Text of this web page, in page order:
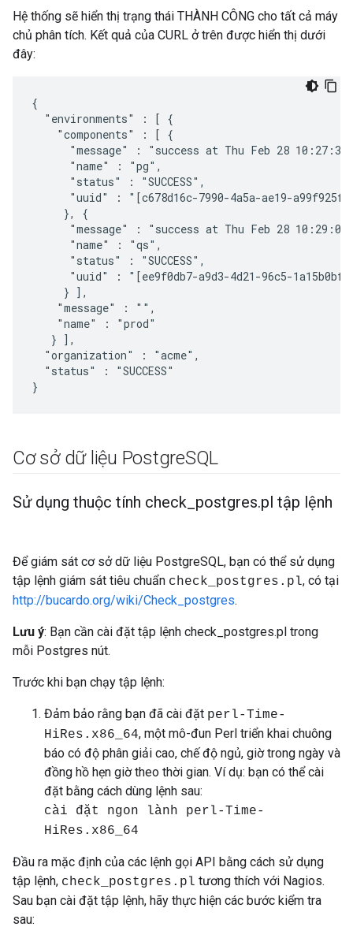
Hệ thống sẽ hiển thị trạng thái THÀNH CÔNG cho tất cả máy
chủ phân tích. Kết quả của CURL ở trên được hiển thị dưới
đây:
{
  "environments" : [ {
    "components" : [ {
"message" : "success at Thu Feb 28 10:27:38
      "name" : "pg",
      "status" : "SUCCESS",
"uuid" : "[c678d16c-7990-4a5a-ae19-
     }, {
"message" : "success at Thu Feb 28 10:29:03
      "name" : "qs",
      "status" : "SUCCESS",
"uuid" : "[ee9f0db7-a9d3-4d21-96c5-
     } ],
    "message" : "",
    "name" : "prod"
   } ],
  "organization" : "acme",
  "status" : "SUCCESS"
}
Cơ sở dữ liệu PostgreSQL
Sử dụng thuộc tính check postgres.pl tập lệnh
Để giám sát cơ sở dữ liệu PostgreSQL, bạn có thể sử dụng
tập lệnh giám sát tiêu chuẩn check_postgres.pl, có tại
http://bucardo.org/wiki/Check_postgres.
Lưu ý: Bạn cần cài đặt tập lệnh check_postgres.pl trong
mỗi Postgres nút.
Trước khi bạn chạy tập lệnh:
Đảm bảo rằng bạn đã cài đặt perl-Time-
HiRes.x86_64, một mô-đun Perl triển khai chuông
báo có độ phân giải cao, chế độ ngủ, giờ trong ngày và
đồng hồ hẹn giờ theo thời gian. Ví dụ: bạn có thể cài
đặt bằng cách dùng lệnh sau:
cài đặt ngon lành perl-Time-
HiRes.x86_64
Đầu ra mặc định của các lệnh gọi API bằng cách sử dụng
tập lệnh, check_postgres.pl tương thích với Nagios.
Sau bạn cài đặt tập lệnh, hãy thực hiện các bước kiểm tra
sau: